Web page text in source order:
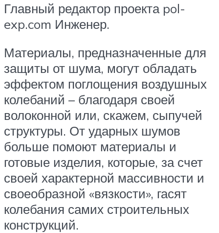
Главный редактор проекта pol-
exp.com Инженер.
Материалы, предназначенные для
защиты от шума, могут обладать
эффектом поглощения воздушных
колебаний – благодаря своей
волоконной или, скажем, сыпучей
структуры. От ударных шумов
больше помоют материалы и
готовые изделия, которые, за счет
своей характерной массивности и
своеобразной «вязкости», гасят
колебания самих строительных
конструкций.